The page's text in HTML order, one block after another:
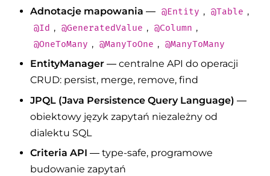
Adnotacje mapowania — @Entity , @Table ,
@Id , @GeneratedValue , @Column ,
@OneToMany , @ManyToOne , @ManyToMany
EntityManager — centralne API do operacji
CRUD: persist, merge, remove, find
JPQL (Java Persistence Query Language) —
obiektowy język zapytań niezależny od
dialektu SQL
Criteria API — type-safe, programowe
budowanie zapytań